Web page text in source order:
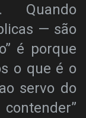
Quando
— são
é porque
o que é o
servo do